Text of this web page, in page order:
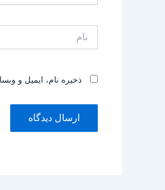
ذخیره نام، ایمیل و